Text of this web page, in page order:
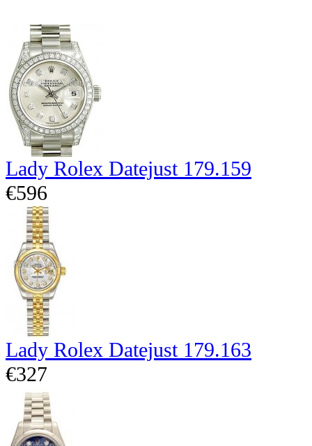
Lady Rolex Datejust 179.159
€596
Lady Rolex Datejust 179.163
€327